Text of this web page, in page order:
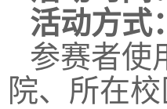
活动方式：
参赛者使
院、所在